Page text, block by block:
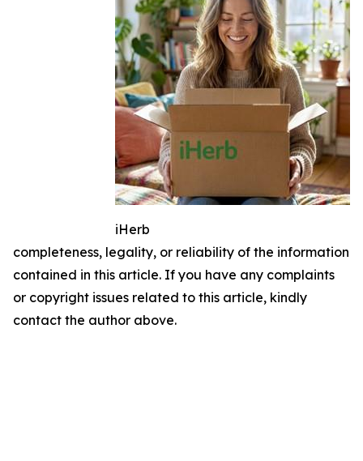
iHerb
completeness, legality, or reliability of the information
contained in this article. If you have any complaints
or copyright issues related to this article, kindly
contact the author above.